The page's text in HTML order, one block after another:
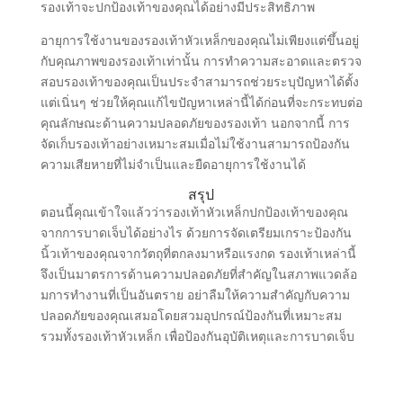
รองเท้าจะปกป้องเท้าของคุณได้อย่างมีประสิทธิภาพ
อายุการใช้งานของรองเท้าหัวเหล็กของคุณไม่เพียงแต่ขึ้นอยู่
กับคุณภาพของรองเท้าเท่านั้น การทําความสะอาดและตรวจ
สอบรองเท้าของคุณเป็นประจําสามารถช่วยระบุปัญหาได้ตั้ง
แต่เนิ่นๆ ช่วยให้คุณแก้ไขปัญหาเหล่านี้ได้ก่อนที่จะกระทบต่อ
คุณลักษณะด้านความปลอดภัยของรองเท้า นอกจากนี้ การ
จัดเก็บรองเท้าอย่างเหมาะสมเมื่อไม่ใช้งานสามารถป้องกัน
ความเสียหายที่ไม่จําเป็นและยืดอายุการใช้งานได้
สรุป
ตอนนี้คุณเข้าใจแล้วว่ารองเท้าหัวเหล็กปกป้องเท้าของคุณ
จากการบาดเจ็บได้อย่างไร ด้วยการจัดเตรียมเกราะป้องกัน
นิ้วเท้าของคุณจากวัตถุที่ตกลงมาหรือแรงกด รองเท้าเหล่านี้
จึงเป็นมาตรการด้านความปลอดภัยที่สําคัญในสภาพแวดล้อ
มการทํางานที่เป็นอันตราย อย่าลืมให้ความสําคัญกับความ
ปลอดภัยของคุณเสมอโดยสวมอุปกรณ์ป้องกันที่เหมาะสม
รวมทั้งรองเท้าหัวเหล็ก เพื่อป้องกันอุบัติเหตุและการบาดเจ็บ